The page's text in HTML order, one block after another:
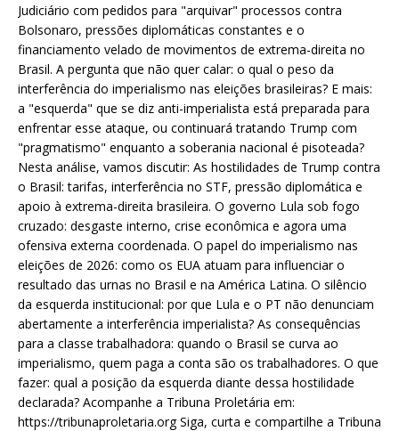
Judiciário com pedidos para "arquivar" processos contra
Bolsonaro, pressões diplomáticas constantes e o
financiamento velado de movimentos de extrema-direita no
Brasil. A pergunta que não quer calar: o qual o peso da
interferência do imperialismo nas eleições brasileiras? E mais:
a "esquerda" que se diz anti-imperialista está preparada para
enfrentar esse ataque, ou continuará tratando Trump com
"pragmatismo" enquanto a soberania nacional é pisoteada?
Nesta análise, vamos discutir: As hostilidades de Trump contra
o Brasil: tarifas, interferência no STF, pressão diplomática e
apoio à extrema-direita brasileira. O governo Lula sob fogo
cruzado: desgaste interno, crise econômica e agora uma
ofensiva externa coordenada. O papel do imperialismo nas
eleições de 2026: como os EUA atuam para influenciar o
resultado das urnas no Brasil e na América Latina. O silêncio
da esquerda institucional: por que Lula e o PT não denunciam
abertamente a interferência imperialista? As consequências
para a classe trabalhadora: quando o Brasil se curva ao
imperialismo, quem paga a conta são os trabalhadores. O que
fazer: qual a posição da esquerda diante dessa hostilidade
declarada? Acompanhe a Tribuna Proletária em:
https://tribunaproletaria.org Siga, curta e compartilhe a Tribuna